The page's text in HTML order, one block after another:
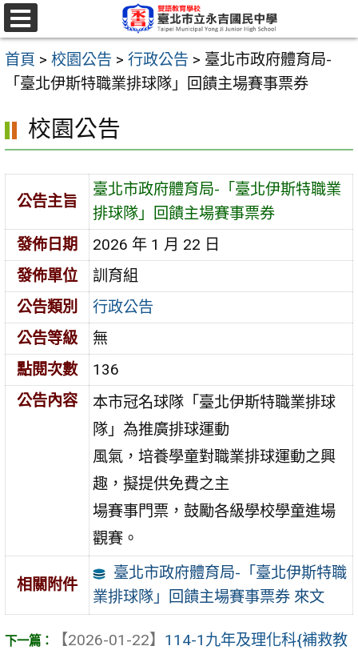
跳
至
主
區
選
單
首頁 > 校園公告 > 行政公告 > 臺北市政府體育局-
「臺北伊斯特職業排球隊」回饋主場賽事票券
校園公告
公告主旨
臺北市政府體育局-「臺北伊斯特職業
排球隊」回饋主場賽事票券
發佈日期
2026 年 1 月 22 日
發佈單位
訓育組
公告類別
行政公告
公告等級
無
點閱次數
136
公告內容
本市冠名球隊「臺北伊斯特職業排球
隊」為推廣排球運動
風氣，培養學童對職業排球運動之興
趣，擬提供免費之主
場賽事門票，鼓勵各級學校學童進場
觀賽。
相關附件
臺北市政府體育局-「臺北伊斯特職
業排球隊」回饋主場賽事票券 來文
【2026-01-22】 114-1九年及理化科{補救教